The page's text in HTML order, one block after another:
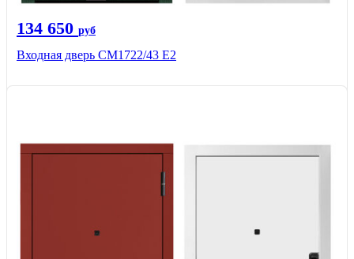
134 650 руб
Входная дверь СМ1722/43 Е2